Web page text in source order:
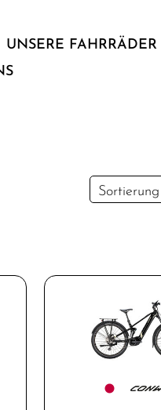
UNSERE FAHRRÄDER
Sortierung